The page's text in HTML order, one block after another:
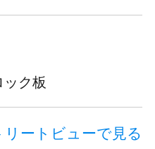
ク板
リートビューで見る